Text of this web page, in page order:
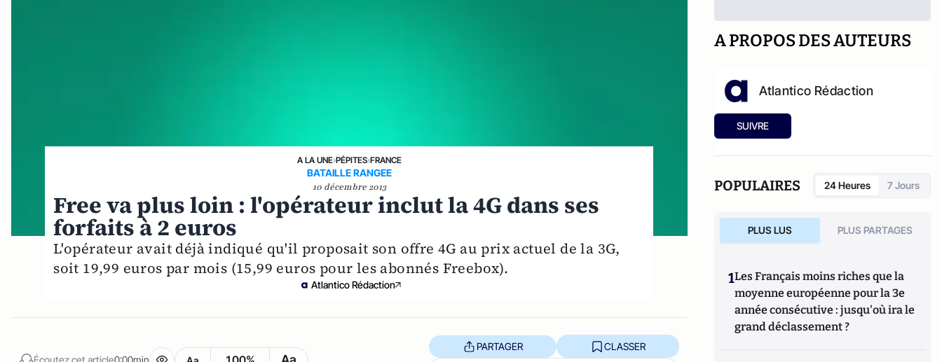
A LA UNE›PÉPITES›FRANCE
BATAILLE RANGEE
10 décembre 2013
Free va plus loin : l'opérateur inclut la 4G dans ses
forfaits à 2 euros
L'opérateur avait déjà indiqué qu'il proposait son offre 4G au prix actuel de la 3G,
soit 19,99 euros par mois (15,99 euros pour les abonnés Freebox).
Atlantico Rédaction
Écoutez cet article0:00min
PARTAGER CLASSER
A PROPOS DES AUTEURS
Atlantico Rédaction
SUIVRE
POPULAIRES 24 Heures 7 Jours
PLUS LUS PLUS PARTAGES
1Les Français moins riches que la
moyenne européenne pour la 3e
année consécutive : jusqu'où ira le
grand déclassement ?